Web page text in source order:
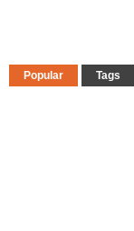
Popular Tags